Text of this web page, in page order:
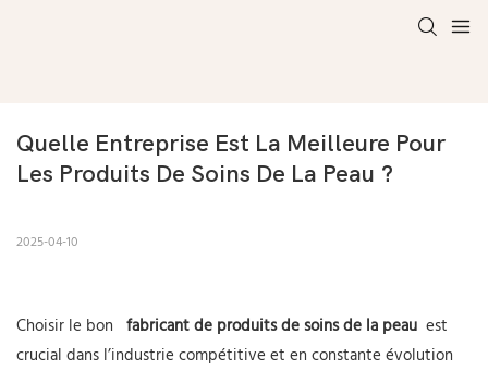
Quelle Entreprise Est La Meilleure Pour
Les Produits De Soins De La Peau ?
2025-04-10
Choisir le bon fabricant de produits de soins de la peau est
crucial dans l’industrie compétitive et en constante évolution